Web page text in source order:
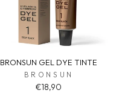
BRONSUN GEL DYE TINTE
BRONSUN
€18,90